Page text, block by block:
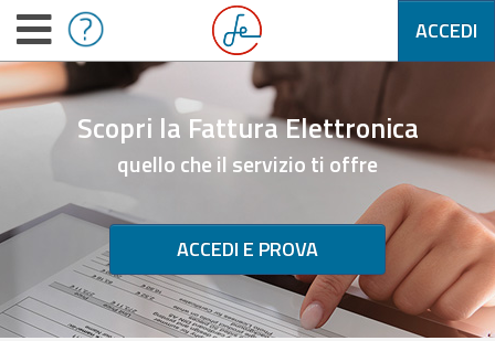
ACCEDI
Scopri la Fattura Elettronica
quello che il servizio ti offre
ACCEDI E PROVA